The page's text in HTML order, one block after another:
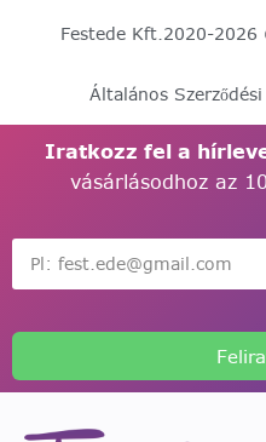
Festede Kft.2020-
Általános
Iratkozz fel a
vásárlásodhoz az